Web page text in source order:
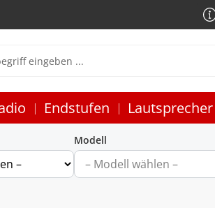
Endstufen Lautsprecher
Modell